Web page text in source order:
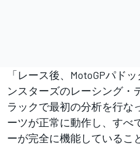
「レース後、MotoGPパド
ンスターズのレーシング・
ラックで最初の分析を行な
ーツが正常に動作し、すべ
ーが完全に機能しているこ